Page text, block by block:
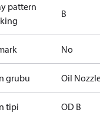
pattern
B
No
grubu Oil
tipi OD B